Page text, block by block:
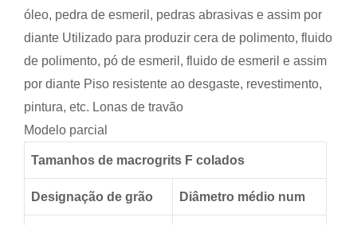
óleo, pedra de esmeril, pedras abrasivas e assim por
diante Utilizado para produzir cera de polimento, fluido
de polimento, pó de esmeril, fluido de esmeril e assim
por diante Piso resistente ao desgaste, revestimento,
pintura, etc. Lonas de travão
Modelo parcial
Tamanhos de macrogrits F colados
Designação de grão Diâmetro médio num